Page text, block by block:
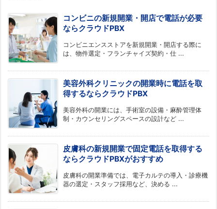
コンビニの新規開業・開店で電話が必要
ならクラウドPBX
コンビニエンスストアを新規開業・開店する際に
は、物件選定・フランチャイズ契約・仕 ...
美容外科クリニックの開業時に電話を取
得するならクラウドPBX
美容外科の開業には、手術室の設備・麻酔管理体
制・カウンセリングスペースの設計など ...
皮膚科の新規開業で固定電話を取得する
ならクラウドPBXがおすすめ
皮膚科の開業準備では、電子カルテの導入・診療機
器の選定・スタッフ採用など、決める ...